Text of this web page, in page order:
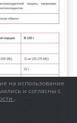
на использование
и согласны с
.